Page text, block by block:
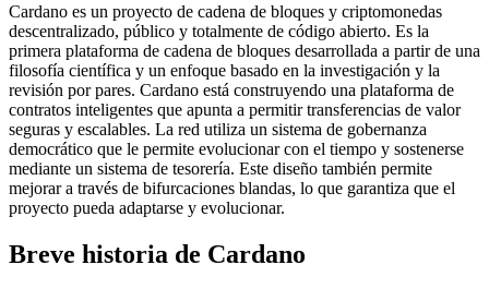
Cardano es un proyecto de cadena de bloques y criptomonedas
descentralizado, público y totalmente de código abierto. Es la
primera plataforma de cadena de bloques desarrollada a partir de una
filosofía científica y un enfoque basado en la investigación y la
revisión por pares. Cardano está construyendo una plataforma de
contratos inteligentes que apunta a permitir transferencias de valor
seguras y escalables. La red utiliza un sistema de gobernanza
democrático que le permite evolucionar con el tiempo y sostenerse
mediante un sistema de tesorería. Este diseño también permite
mejorar a través de bifurcaciones blandas, lo que garantiza que el
proyecto pueda adaptarse y evolucionar.
Breve historia de Cardano